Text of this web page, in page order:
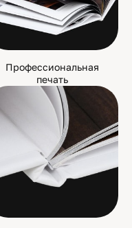
Профессиональная
печать